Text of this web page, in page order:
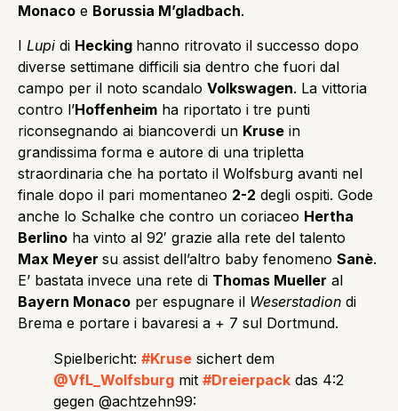
Monaco e Borussia M’gladbach.
I Lupi di Hecking hanno ritrovato il successo dopo
diverse settimane difficili sia dentro che fuori dal
campo per il noto scandalo Volkswagen. La vittoria
contro l’Hoffenheim ha riportato i tre punti
riconsegnando ai biancoverdi un Kruse in
grandissima forma e autore di una tripletta
straordinaria che ha portato il Wolfsburg avanti nel
finale dopo il pari momentaneo 2-2 degli ospiti. Gode
anche lo Schalke che contro un coriaceo Hertha
Berlino ha vinto al 92′ grazie alla rete del talento
Max Meyer su assist dell’altro baby fenomeno Sanè.
E’ bastata invece una rete di Thomas Mueller al
Bayern Monaco per espugnare il Weserstadion di
Brema e portare i bavaresi a + 7 sul Dortmund.
Spielbericht: #Kruse sichert dem
@VfL_Wolfsburg mit #Dreierpack das 4:2
gegen @achtzehn99: